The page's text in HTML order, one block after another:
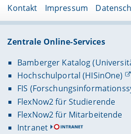
Kontakt Impressum
Zentrale Online-Services
Bamberger Katalog
Hochschulportal (HISinOne)
FIS
FlexNow2 für Studierende
FlexNow2 für Mitarbeitende
Intranet